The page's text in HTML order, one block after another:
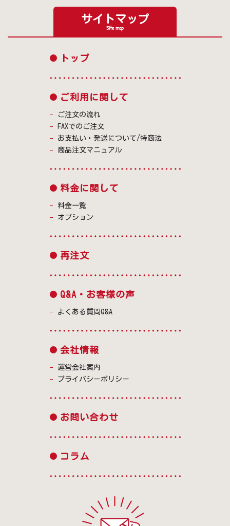
サイトマップ
Site map
トップ
ご利用に関して
ご注文の流れ
FAXでのご注文
お支払い・発送について/特商法
商品注文マニュアル
料金に関して
料金一覧
オプション
再注文
Q&A・お客様の声
よくある質問Q&A
会社情報
運営会社案内
プライバシーポリシー
お問い合わせ
コラム